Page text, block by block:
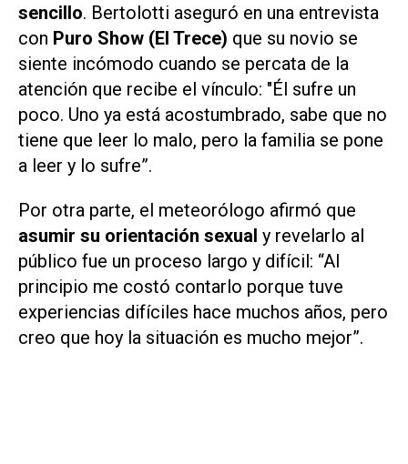
sencillo. Bertolotti aseguró en una entrevista
con Puro Show (El Trece) que su novio se
siente incómodo cuando se percata de la
atención que recibe el vínculo: "Él sufre un
poco. Uno ya está acostumbrado, sabe que no
tiene que leer lo malo, pero la familia se pone
a leer y lo sufre”.
Por otra parte, el meteorólogo afirmó que
asumir su orientación sexual y revelarlo al
público fue un proceso largo y difícil: “Al
principio me costó contarlo porque tuve
experiencias difíciles hace muchos años, pero
creo que hoy la situación es mucho mejor”.